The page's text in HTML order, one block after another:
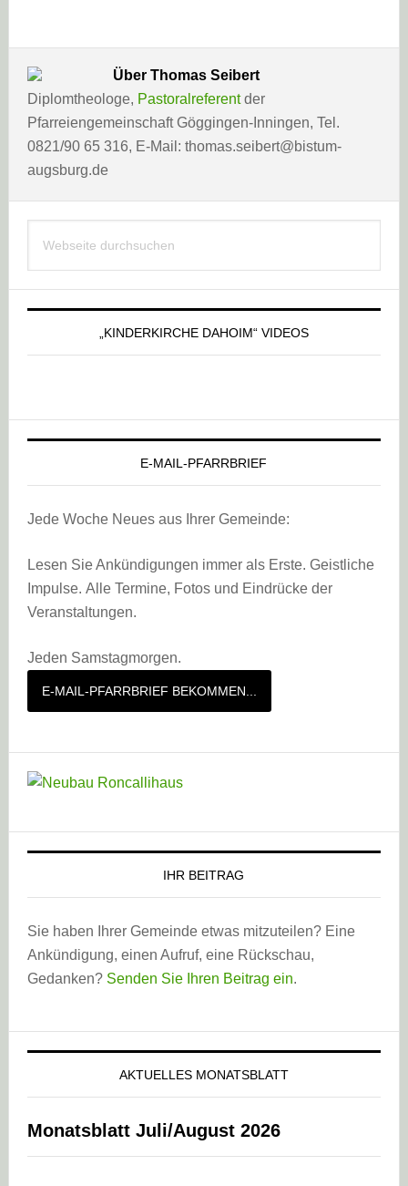
Über Thomas Seibert
Diplomtheologe, Pastoralreferentder
Pfarreiengemeinschaft Göggingen-Inningen, Tel.
0821/90 65 316, E-Mail: thomas.seibert@bistum-
augsburg.de
Haupt-
Sidebar
durchsuchen
„KINDERKIRCHE DAHOIM“ VIDEOS
E-MAIL-PFARRBRIEF
Jede Woche Neues aus Ihrer Gemeinde:
Lesen Sie Ankündigungen immer als Erste. Geistliche
Impulse. Alle Termine, Fotos und Eindrücke der
Veranstaltungen.
Jeden Samstagmorgen.
E-MAIL-PFARRBRIEF BEKOMMEN...
IHR BEITRAG
Sie haben Ihrer Gemeinde etwas mitzuteilen? Eine
Ankündigung, einen Aufruf, eine Rückschau,
Gedanken? Senden Sie Ihren Beitrag ein.
AKTUELLES MONATSBLATT
Monatsblatt Juli/August 2026